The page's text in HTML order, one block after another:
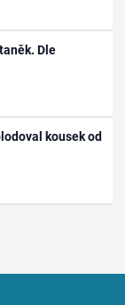
Dle
kousek od